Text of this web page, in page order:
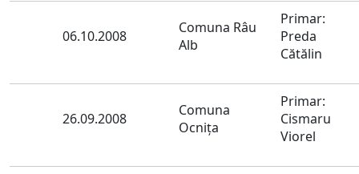
06.10.2008
Comuna Râu
Alb
Primar:
Preda
Cătălin
26.09.2008
Comuna
Ocniţa
Primar:
Cismaru
Viorel